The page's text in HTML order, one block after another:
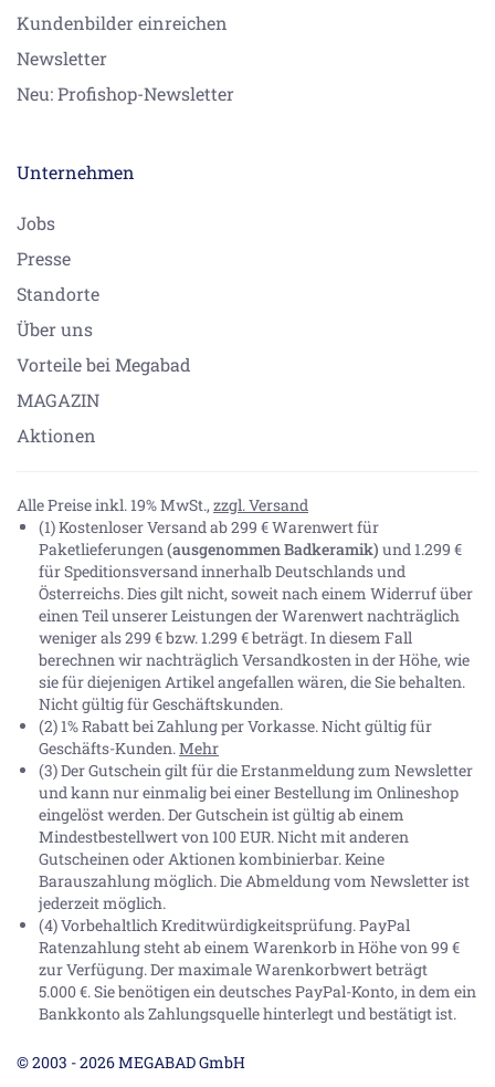
Kundenbilder einreichen
Newsletter
Neu: Profishop-Newsletter
Unternehmen
Jobs
Presse
Standorte
Über uns
Vorteile bei Megabad
MAGAZIN
Aktionen
Alle Preise inkl. 19% MwSt., zzgl. Versand
(1) Kostenloser Versand ab 299 € Warenwert für
Paketlieferungen(ausgenommen Badkeramik) und 1.299 €
für Speditionsversand innerhalb Deutschlands und
Österreichs. Dies gilt nicht, soweit nach einem Widerruf über
einen Teil unserer Leistungen der Warenwert nachträglich
weniger als 299 € bzw. 1.299 € beträgt. In diesem Fall
berechnen wir nachträglich Versandkosten in der Höhe, wie
sie für diejenigen Artikel angefallen wären, die Sie behalten.
Nicht gültig für Geschäftskunden.
(2) 1% Rabatt bei Zahlung per Vorkasse. Nicht gültig für
Geschäfts-Kunden.Mehr
(3) Der Gutschein gilt für die Erstanmeldung zum Newsletter
und kann nur einmalig bei einer Bestellung im Onlineshop
eingelöst werden. Der Gutschein ist gültig ab einem
Mindestbestellwert von 100 EUR. Nicht mit anderen
Gutscheinen oder Aktionen kombinierbar. Keine
Barauszahlung möglich. Die Abmeldung vom Newsletter ist
jederzeit möglich.
(4) Vorbehaltlich Kreditwürdigkeitsprüfung. PayPal
Ratenzahlung steht ab einem Warenkorb in Höhe von99 €
zur Verfügung. Der maximale Warenkorbwert beträgt
5.000 €. Sie benötigen ein deutsches PayPal-Konto, in dem ein
Bankkonto als Zahlungsquelle hinterlegt und bestätigt ist.
© 2003 - 2026 MEGABAD GmbH